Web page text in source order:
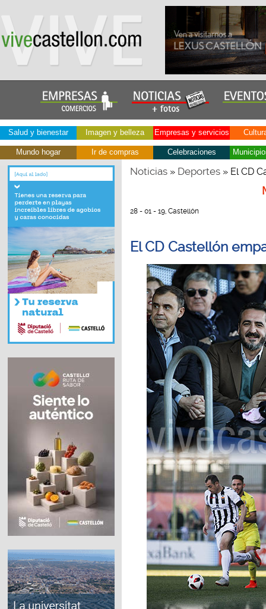
Salud y bienestar Imagen y belleza Empresas y servicios
Mundo hogar Ir de compras Celebraciones
Noticias» Deportes» El CD
28 - 01 - 19, Castellón
El CD Castellón